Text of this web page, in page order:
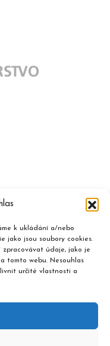
k ukládání a/nebo
jako jsou soubory cookies.
zpracovávat údaje, jako je
tomto webu. Nesouhlas
určité vlastnosti a